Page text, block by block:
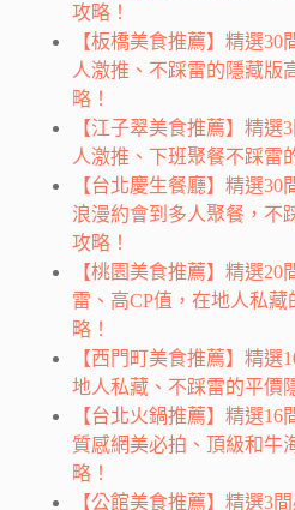
攻略！
【板橋美食推薦】精選30
人激推、不踩雷的隱藏版
略！
【江子翠美食推薦】精選
人激推、下班聚餐不踩雷
【台北慶生餐廳】精選30
浪漫約會到多人聚餐，不
攻略！
【桃園美食推薦】精選20
雷、高CP值，在地人私
略！
【西門町美食推薦】精選
地人私藏、不踩雷的平價
【台北火鍋推薦】精選16
質感網美必拍、頂級和牛
略！
【公館美食推薦】精選3